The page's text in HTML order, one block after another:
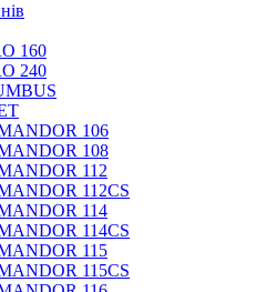
160
240
106
108
112
112CS
114
114CS
115
115CS